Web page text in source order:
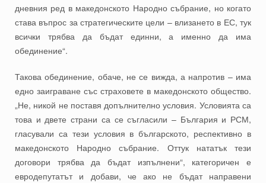
дневния ред в македонското Народно събрание, но когато
става въпрос за стратегическите цели – влизането в ЕС, тук
всички трябва да бъдат единни, а именно да има
обединение“.
Такова обединение, обаче, не се вижда, а напротив – има
едно заиграване със страховете в македонското общество.
„Не, никой не поставя допълнително условия. Условията са
това и двете страни са се съгласили – България и РСМ,
гласували са тези условия в българското, респективно в
македонското Народно събрание. Оттук нататък тези
договори трябва да бъдат изпълнени“, категоричен е
евродепутатът и добави, че ако не бъдат направени